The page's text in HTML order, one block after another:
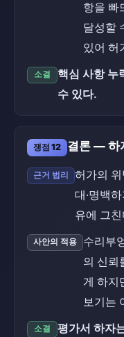
항을 빠
달성할
있어 허
소결
핵심 사항 누
수 있다.
쟁점 12 결론 — 하
근거 법리
허가의
대·명백
유에 그친
사안의 적용
수리부
의 신뢰
게 하지
보기는
소결 평가서 하자